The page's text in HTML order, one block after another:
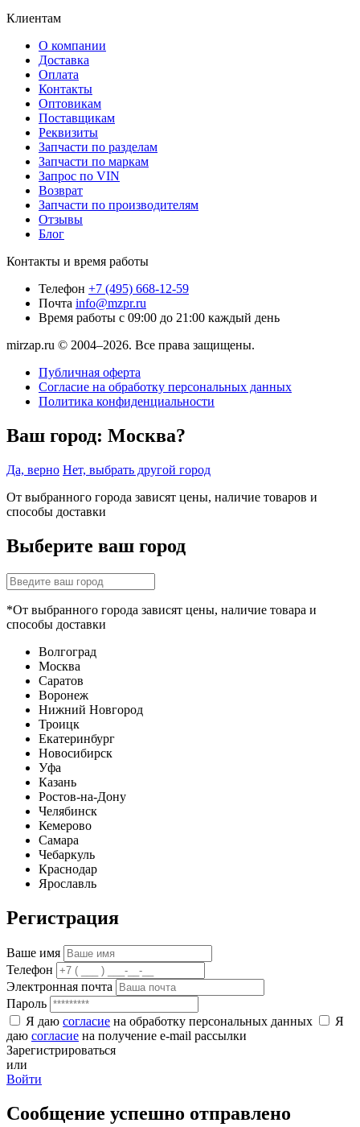
Клиентам
О компании
Доставка
Оплата
Контакты
Оптовикам
Поставщикам
Реквизиты
Запчасти по разделам
Запчасти по маркам
Запрос по VIN
Возврат
Запчасти по производителям
Отзывы
Блог
Контакты и время работы
Телефон +7 (495) 668-12-59
Почта info@mzpr.ru
Время работы с 09:00 до 21:00 каждый день
mirzap.ru © 2004–2026. Все права защищены.
Публичная оферта
Согласие на обработку персональных данных
Политика конфиденциальности
Ваш город: Москва?
Да, верно Нет, выбрать другой город
От выбранного города зависят цены, наличие товаров и
способы доставки
Выберите ваш город
*От выбранного города зависят цены, наличие товара и
способы доставки
Волгоград
Москва
Саратов
Воронеж
Нижний Новгород
Троицк
Екатеринбург
Новосибирск
Уфа
Казань
Ростов-на-Дону
Челябинск
Кемерово
Самара
Чебаркуль
Краснодар
Ярославль
Регистрация
Ваше имя
Телефон
Электронная почта
Пароль
Я даю согласие на обработку персональных данных
Я
даю согласие на получение e-mail рассылки
Зарегистрироваться
или
Войти
Сообщение успешно отправлено